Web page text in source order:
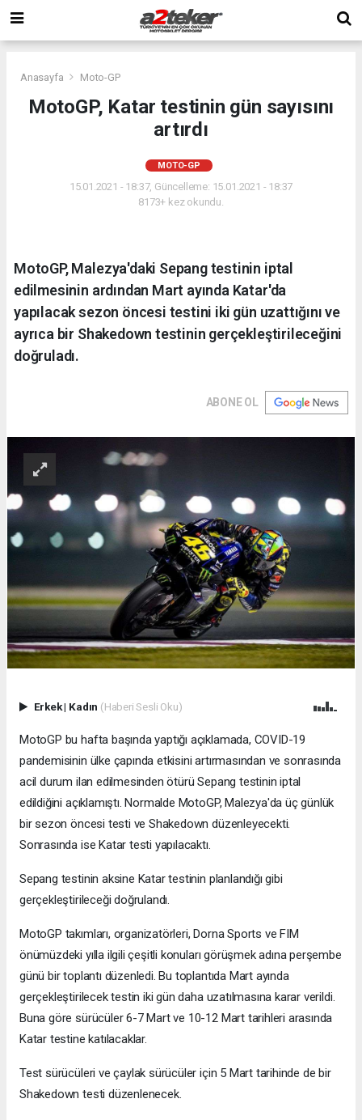
Anasayfa Moto-GP
MotoGP, Katar testinin gün sayısını
artırdı
MOTO-GP
15.01.2021 - 18:37, Güncelleme: 15.01.2021 - 18:37
8173+ kez okundu.
MotoGP, Malezya'daki Sepang testinin iptal
edilmesinin ardından Mart ayında Katar'da
yapılacak sezon öncesi testini iki gün uzattığını ve
ayrıca bir Shakedown testinin gerçekleştirileceğini
doğruladı.
ABONE OL
Erkek| Kadın (Haberi Sesli Oku)
MotoGP bu hafta başında yaptığı açıklamada, COVID-19
pandemisinin ülke çapında etkisini artırmasından ve sonrasında
acil durum ilan edilmesinden ötürü Sepang testinin iptal
edildiğini açıklamıştı. Normalde MotoGP, Malezya'da üç günlük
bir sezon öncesi testi ve Shakedown düzenleyecekti.
Sonrasında ise Katar testi yapılacaktı.
Sepang testinin aksine Katar testinin planlandığı gibi
gerçekleştirileceği doğrulandı.
MotoGP takımları, organizatörleri, Dorna Sports ve FIM
önümüzdeki yılla ilgili çeşitli konuları görüşmek adına perşembe
günü bir toplantı düzenledi. Bu toplantıda Mart ayında
gerçekleştirilecek testin iki gün daha uzatılmasına karar verildi.
Buna göre sürücüler 6-7 Mart ve 10-12 Mart tarihleri arasında
Katar testine katılacaklar.
Test sürücüleri ve çaylak sürücüler için 5 Mart tarihinde de bir
Shakedown testi düzenlenecek.